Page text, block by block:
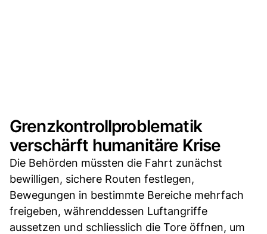
Grenzkontrollproblematik
verschärft humanitäre Krise
Die Behörden müssten die Fahrt zunächst
bewilligen, sichere Routen festlegen,
Bewegungen in bestimmte Bereiche mehrfach
freigeben, währenddessen Luftangriffe
aussetzen und schliesslich die Tore öffnen, um